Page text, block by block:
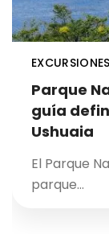
EXCURSIONES
Parque
guía
Ushuaia
El Parque
parque…